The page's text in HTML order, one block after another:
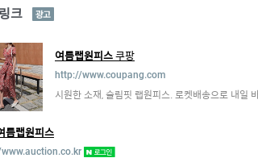
크 광
고
여름랩원피스쿠팡
http://www.coupang.com
시원한 소재, 슬림핏 랩원피스. 로켓배송으로 내일
름랩원피스